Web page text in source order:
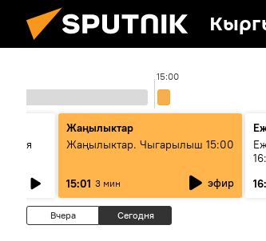
15:00
Жаңылыктар
Жаңылыктар. Чыгарылыш 15:00
15:01 3 мин эфир
Вчера Сегодня